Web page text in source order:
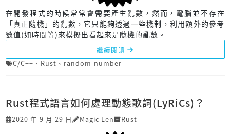
在開發程式的時候常常會需要產生亂數，然而，電腦並不存在
「真正隨機」的亂數，它只能夠透過一些機制，利用額外的參考
數值(如時間等)來模擬出看起來是隨機的亂數。
繼續閱讀
C/C++ 、 Rust 、 random-number
Rust程式語言如何處理動態歌詞(LyRiCs)？
2020 年 9 月 29 日 Magic Len Rust